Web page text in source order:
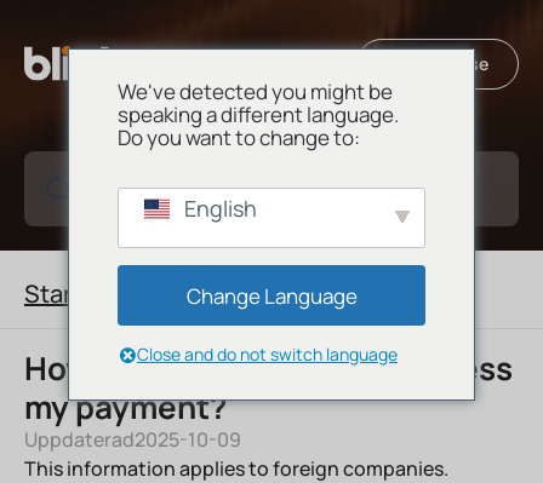
EN
Till Blinto.se
Sök bland våra hjälpartiklar
Start Finansiering & betalning
How long does it take to process
my payment?
Uppdaterad2025-10-09
This information applies to foreign companies.
We've detected you might be
speaking a different language.
Do you want to change to:
English
Change Language
Close and do not switch language